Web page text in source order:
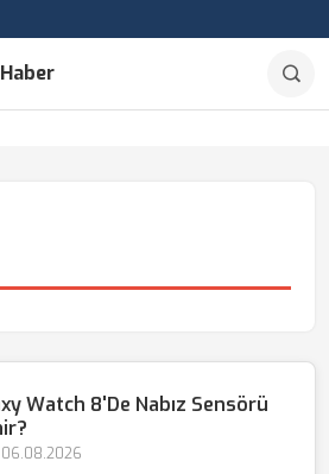
Watch 8'de Nabız Sensörü
06.08.2026